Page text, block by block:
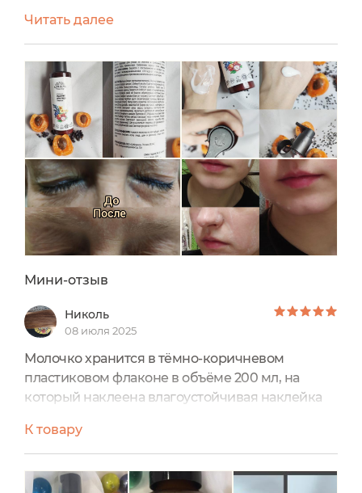
влагоустойчивая наклейка со всей
информацией о нём.Дизайн молочка
прекрасен. На наклеечке есть рисунок
компонентов, входящих в его состав.Снизу на
влагоустойчивой наклейке имеются такие
значки: 100% натуральный состав Знак VEGAN,
который обозначает, что косметика...
Читать далее
Мини-отзыв
Николь
08 июля 2025
Молочко хранится в тёмно-коричневом
пластиковом флаконе в объёме 200 мл, на
который наклеена влагоустойчивая наклейка
красивый дизайн. Оно не сушит и не стягивает
кожу, не вызывает покраснения, раздражения.
Отлично, мягко, но качественно очищает кожу
К товару